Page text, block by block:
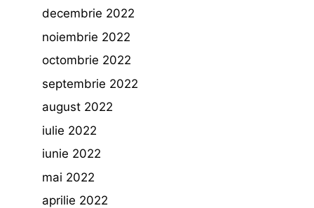
decembrie 2022
noiembrie 2022
octombrie 2022
septembrie 2022
august 2022
iulie 2022
iunie 2022
mai 2022
aprilie 2022